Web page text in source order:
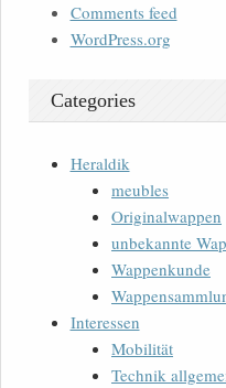
Comments feed
WordPress.org
Categories
Heraldik
meubles
Originalwappen
unbekannte
Wappenkunde
Interessen
Mobilität
Technik